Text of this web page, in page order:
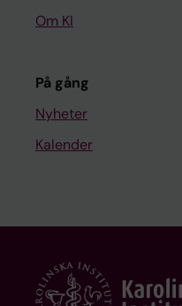
Om KI
På gång
Nyheter
Kalender